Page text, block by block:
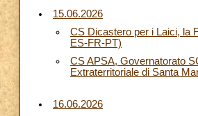
15.06.2026
CS Dicastero per i Laici, la
ES-FR-PT)
CS APSA, Governatorato
Extraterritoriale di Santa
16.06.2026